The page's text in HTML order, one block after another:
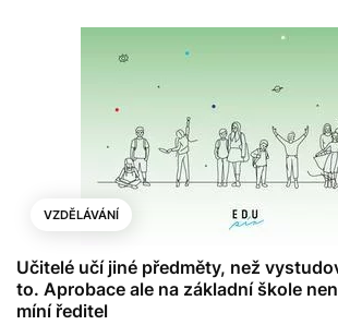
VZDĚLÁVÁNÍ
Učitelé učí jiné předměty, než
to. Aprobace ale na základní škole
míní ředitel